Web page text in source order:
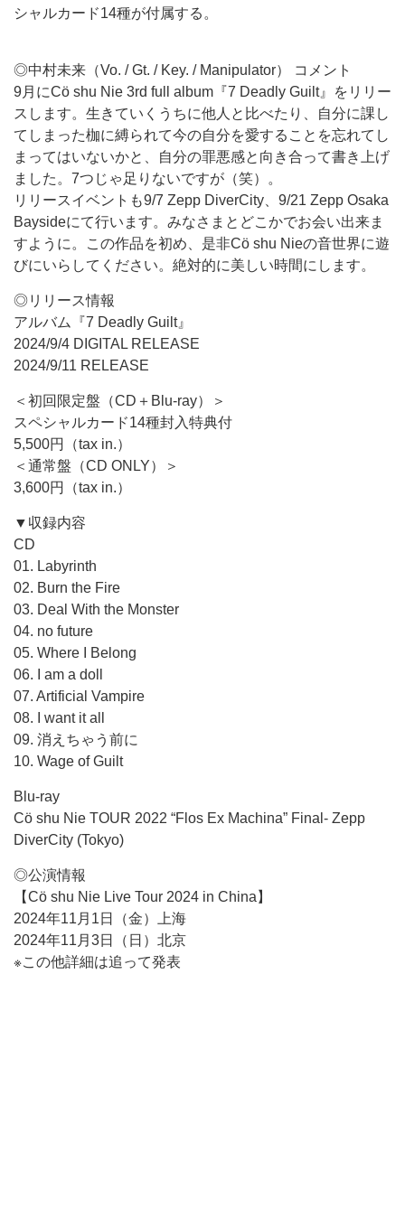
シャルカード14種が付属する。
◎中村未来（Vo. /Gt. / Key. / Manipulator） コメント
9月にCö shu Nie 3rd full album『7 Deadly Guilt』をリリー
スします。生きていくうちに他人と比べたり、自分に課し
てしまった枷に縛られて今の自分を愛することを忘れてし
まってはいないかと、自分の罪悪感と向き合って書き上げ
ました。7つじゃ足りないですが（笑）。
リリースイベントも9/7 Zepp DiverCity、9/21 Zepp Osaka
Baysideにて行います。みなさまとどこかでお会い出来ま
すように。この作品を初め、是非Cö shu Nieの音世界に遊
びにいらしてください。絶対的に美しい時間にします。
◎リリース情報
アルバム『7 Deadly Guilt』
2024/9/4 DIGITAL RELEASE
2024/9/11 RELEASE
＜初回限定盤（CD＋Blu-ray）＞
スペシャルカード14種封入特典付
5,500円（tax in.）
＜通常盤（CD ONLY）＞
3,600円（tax in.）
▼収録内容
CD
01. Labyrinth
02. Burn the Fire
03. Deal With the Monster
04. no future
05. Where I Belong
06. I am a doll
07. Artificial Vampire
08. I want it all
09. 消えちゃう前に
10. Wage of Guilt
Blu-ray
Cö shu Nie TOUR 2022 “Flos Ex Machina” Final- Zepp
DiverCity (Tokyo)
◎公演情報
【Cö shu Nie Live Tour 2024 in China】
2024年11月1日（金）上海
2024年11月3日（日）北京
※この他詳細は追って発表